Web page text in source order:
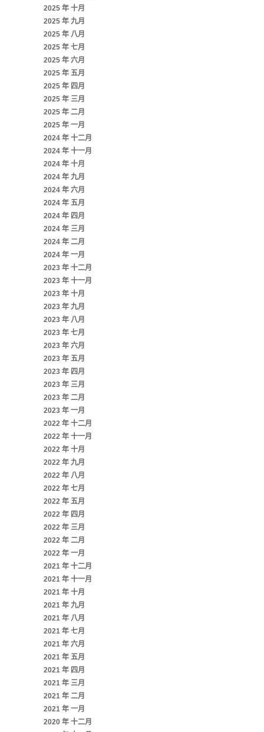
2025 年 十月
2025 年 九月
2025 年 八月
2025 年 七月
2025 年 六月
2025 年 五月
2025 年 四月
2025 年 三月
2025 年 二月
2025 年 一月
2024 年 十二月
2024 年 十一月
2024 年 十月
2024 年 九月
2024 年 六月
2024 年 五月
2024 年 四月
2024 年 三月
2024 年 二月
2024 年 一月
2023 年 十二月
2023 年 十一月
2023 年 十月
2023 年 九月
2023 年 八月
2023 年 七月
2023 年 六月
2023 年 五月
2023 年 四月
2023 年 三月
2023 年 二月
2023 年 一月
2022 年 十二月
2022 年 十一月
2022 年 十月
2022 年 九月
2022 年 八月
2022 年 七月
2022 年 五月
2022 年 四月
2022 年 三月
2022 年 二月
2022 年 一月
2021 年 十二月
2021 年 十一月
2021 年 十月
2021 年 九月
2021 年 八月
2021 年 七月
2021 年 六月
2021 年 五月
2021 年 四月
2021 年 三月
2021 年 二月
2021 年 一月
2020 年 十二月